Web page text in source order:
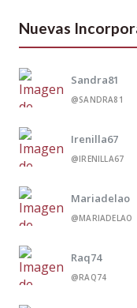
Nuevas
Sandra81
@SANDRA81
Irenilla67
@IRENILLA67
Mariadelao
@MARIADELAO
Raq74
@RAQ74